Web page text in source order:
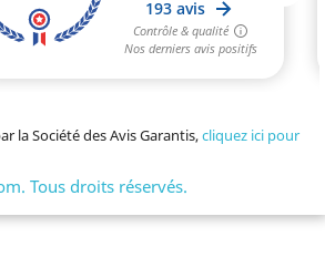
la Société des Avis Garantis,cliquez ici pour
Tous droits réservés.